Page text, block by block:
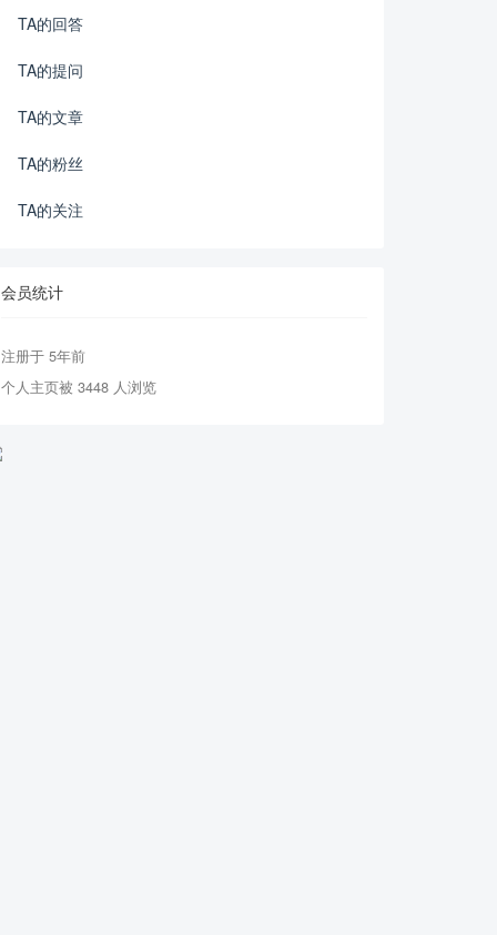
TA的回答
TA的提问
TA的文章
TA的粉丝
TA的关注
会员统计
注册于 5年前
个人主页被 3448 人浏览